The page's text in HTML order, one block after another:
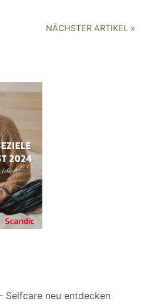
NÄCHSTER ARTIKEL »
Selfcare neu entdecken